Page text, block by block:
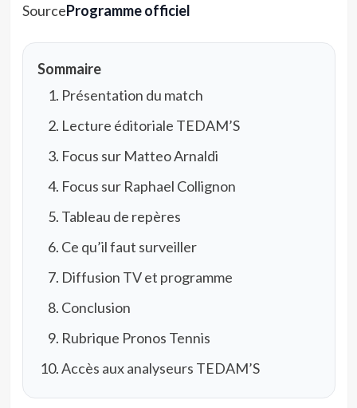
SourceProgramme officiel
Sommaire
Présentation du match
Lecture éditoriale TEDAM’S
Focus sur Matteo Arnaldi
Focus sur Raphael Collignon
Tableau de repères
Ce qu’il faut surveiller
Diffusion TV et programme
Conclusion
Rubrique Pronos Tennis
Accès aux analyseurs TEDAM’S